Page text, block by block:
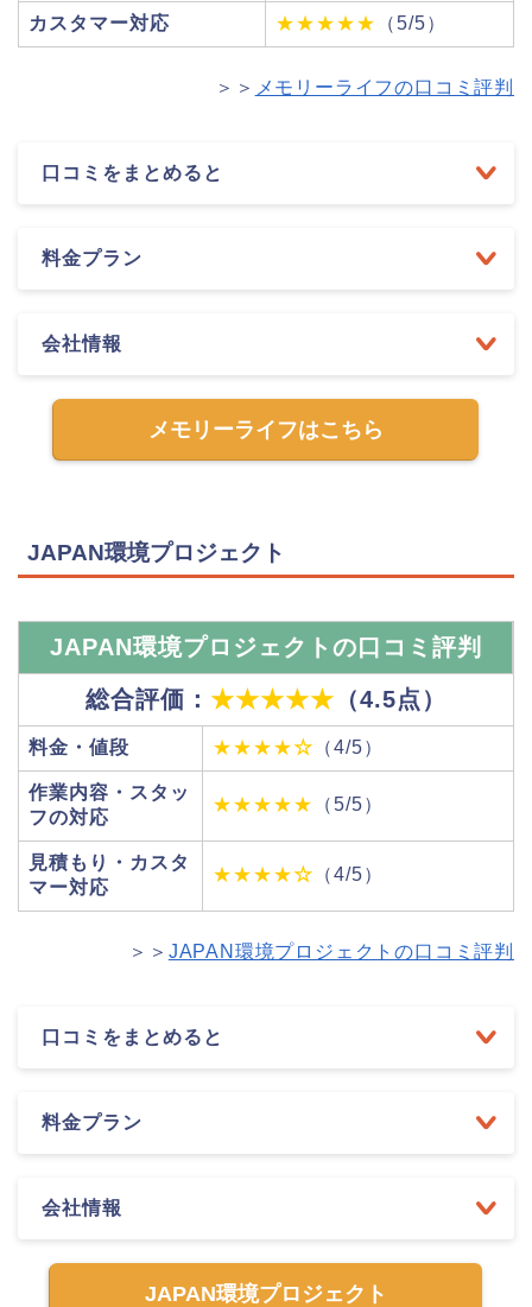
カスタマー対応 ★★★★★ （5/5）
＞＞ メモリーライフの口コミ評判
口コミをまとめると
料金プラン
会社情報
メモリーライフはこちら
JAPAN環境プロジェクト
JAPAN環境プロジェクトの口コミ評判
総合評価： ★★★★★ （4.5点）
料金・値段 ★★★★☆ （4/5）
作業内容・スタッ
フの対応
★★★★★ （5/5）
見積もり・カスタ
マー対応
★★★★☆ （4/5）
＞＞ JAPAN環境プロジェクトの口コミ評判
口コミをまとめると
料金プラン
会社情報
JAPAN環境プロジェクト